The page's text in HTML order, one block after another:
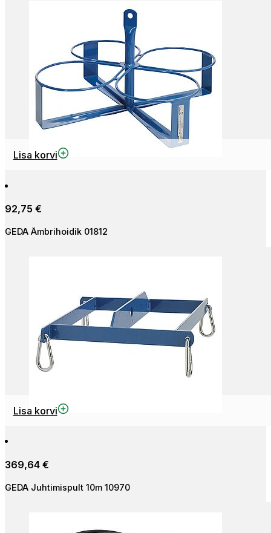
Lisa korvi
92,75 €
GEDA Ämbrihoidik 01812
Lisa korvi
369,64 €
GEDA Juhtimispult 10m 10970